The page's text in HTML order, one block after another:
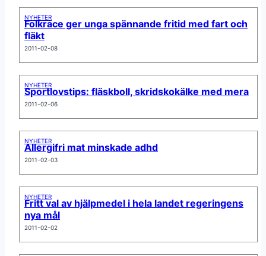
NYHETER
Folkrace ger unga spännande fritid med fart och
fläkt
2011-02-08
NYHETER
Sportlovstips: fläskboll, skridskokälke med mera
2011-02-06
NYHETER
Allergifri mat minskade adhd
2011-02-03
NYHETER
Fritt val av hjälpmedel i hela landet regeringens
nya mål
2011-02-02